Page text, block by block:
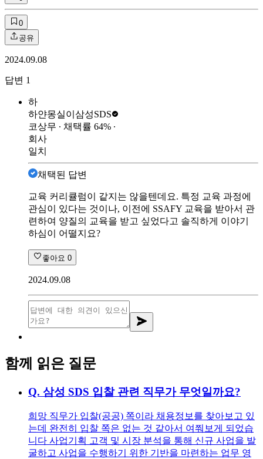
0
공유
2024.09.08
답변 1
하
하얀몽실이 삼성SDS
코상무 ∙ 채택률 64% ∙
회사
일치
채택된 답변
교육 커리큘럼이 같지는 않을텐데요. 특정 교육 과정에
관심이 있다는 것이나, 이전에 SSAFY 교육을 받아서 관
련하여 양질의 교육을 받고 싶었다고 솔직하게 이야기
하심이 어떨지요?
좋아요 0
2024.09.08
함께 읽은 질문
Q. 삼성 SDS 입찰 관련 직무가 무엇일까요?
희망 직무가 입찰(공공) 쪽이라 채용정보를 찾아보고 있
는데 완전히 입찰 쪽은 없는 것 같아서 여쭤보게 되었습
니다 사업기획 고객 및 시장 분석을 통해 신규 사업을 발
굴하고 사업을 수행하기 위한 기반을 마련하는 업무 영